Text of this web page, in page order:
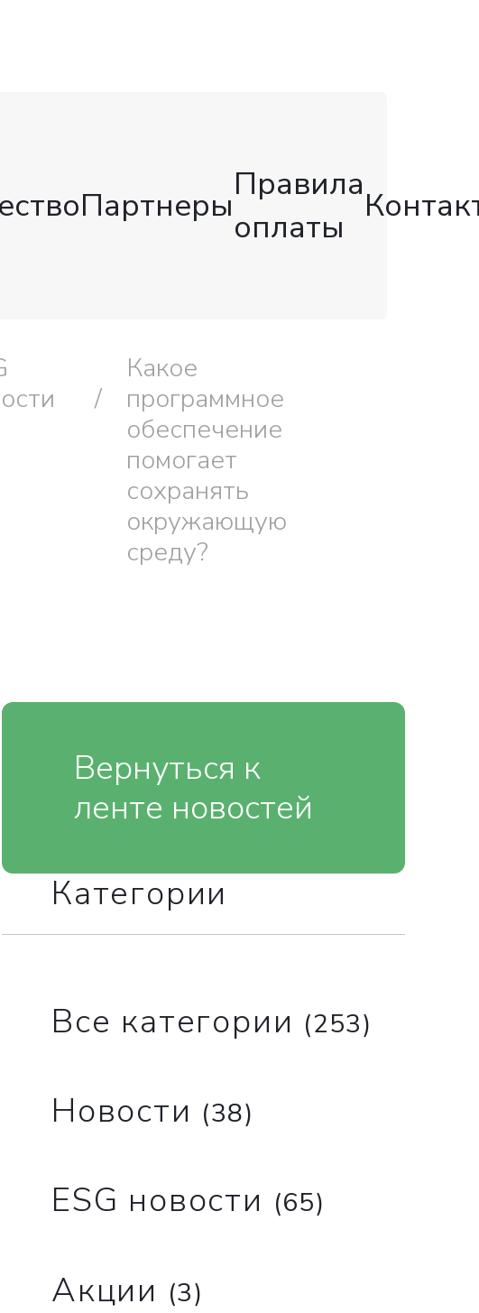
Партнеры
Правила
оплаты
Какое
программное
обеспечение
помогает
сохранять
окружающую
среду?
Вернуться к
ленте новостей
Категории
Все категории (253)
Новости (38)
ESG новости (65)
Акции (3)